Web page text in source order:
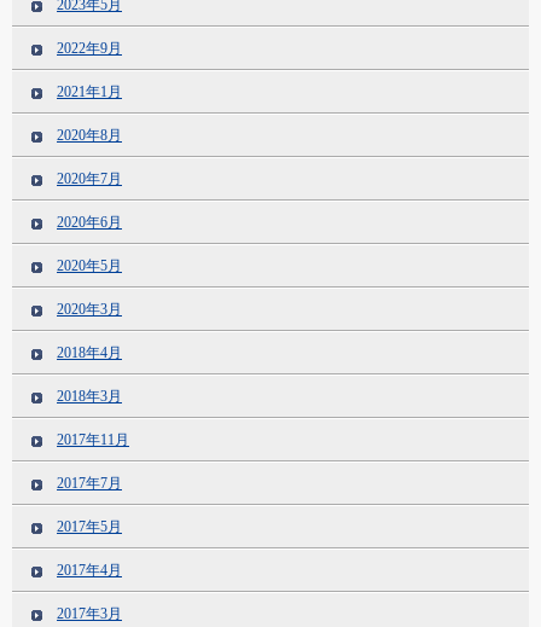
2023年5月
2022年9月
2021年1月
2020年8月
2020年7月
2020年6月
2020年5月
2020年3月
2018年4月
2018年3月
2017年11月
2017年7月
2017年5月
2017年4月
2017年3月